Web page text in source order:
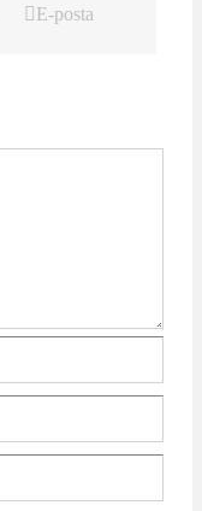
E-posta